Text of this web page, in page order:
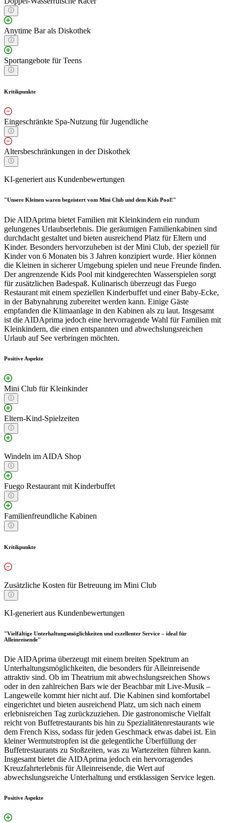
Anytime Bar als Diskothek
Sportangebote für Teens
Kritikpunkte
Eingeschränkte Spa-Nutzung für Jugendliche
Altersbeschränkungen in der Diskothek
KI-generiert aus Kundenbewertungen
"Unsere Kleinen waren begeistert vom Mini Club und dem Kids Pool!"
Die AIDAprima bietet Familien mit Kleinkindern ein rundum
gelungenes Urlaubserlebnis. Die geräumigen Familienkabinen sind
durchdacht gestaltet und bieten ausreichend Platz für Eltern und
Kinder. Besonders hervorzuheben ist der Mini Club, der speziell für
Kinder von 6 Monaten bis 3 Jahren konzipiert wurde. Hier können
die Kleinen in sicherer Umgebung spielen und neue Freunde finden.
Der angrenzende Kids Pool mit kindgerechten Wasserspielen sorgt
für zusätzlichen Badespaß. Kulinarisch überzeugt das Fuego
Restaurant mit einem speziellen Kinderbuffet und einer Baby-Ecke,
in der Babynahrung zubereitet werden kann. Einige Gäste
empfanden die Klimaanlage in den Kabinen als zu laut. Insgesamt
ist die AIDAprima jedoch eine hervorragende Wahl für Familien mit
Kleinkindern, die einen entspannten und abwechslungsreichen
Urlaub auf See verbringen möchten.
Positive Aspekte
Mini Club für Kleinkinder
Eltern-Kind-Spielzeiten
Windeln im AIDA Shop
Fuego Restaurant mit Kinderbuffet
Familienfreundliche Kabinen
Kritikpunkte
Zusätzliche Kosten für Betreuung im Mini Club
KI-generiert aus Kundenbewertungen
"Vielfältige Unterhaltungsmöglichkeiten und exzellenter Service – ideal für
Alleinreisende"
Die AIDAprima überzeugt mit einem breiten Spektrum an
Unterhaltungsmöglichkeiten, die besonders für Alleinreisende
attraktiv sind. Ob im Theatrium mit abwechslungsreichen Shows
oder in den zahlreichen Bars wie der Beachbar mit Live-Musik –
Langeweile kommt hier nicht auf. Die Kabinen sind komfortabel
eingerichtet und bieten ausreichend Platz, um sich nach einem
erlebnisreichen Tag zurückzuziehen. Die gastronomische Vielfalt
reicht von Buffetrestaurants bis hin zu Spezialitätenrestaurants wie
dem French Kiss, sodass für jeden Geschmack etwas dabei ist. Ein
kleiner Wermutstropfen ist die gelegentliche Überfüllung der
Buffetrestaurants zu Stoßzeiten, was zu Wartezeiten führen kann.
Insgesamt bietet die AIDAprima jedoch ein hervorragendes
Kreuzfahrterlebnis für Alleinreisende, die Wert auf
abwechslungsreiche Unterhaltung und erstklassigen Service legen.
Positive Aspekte